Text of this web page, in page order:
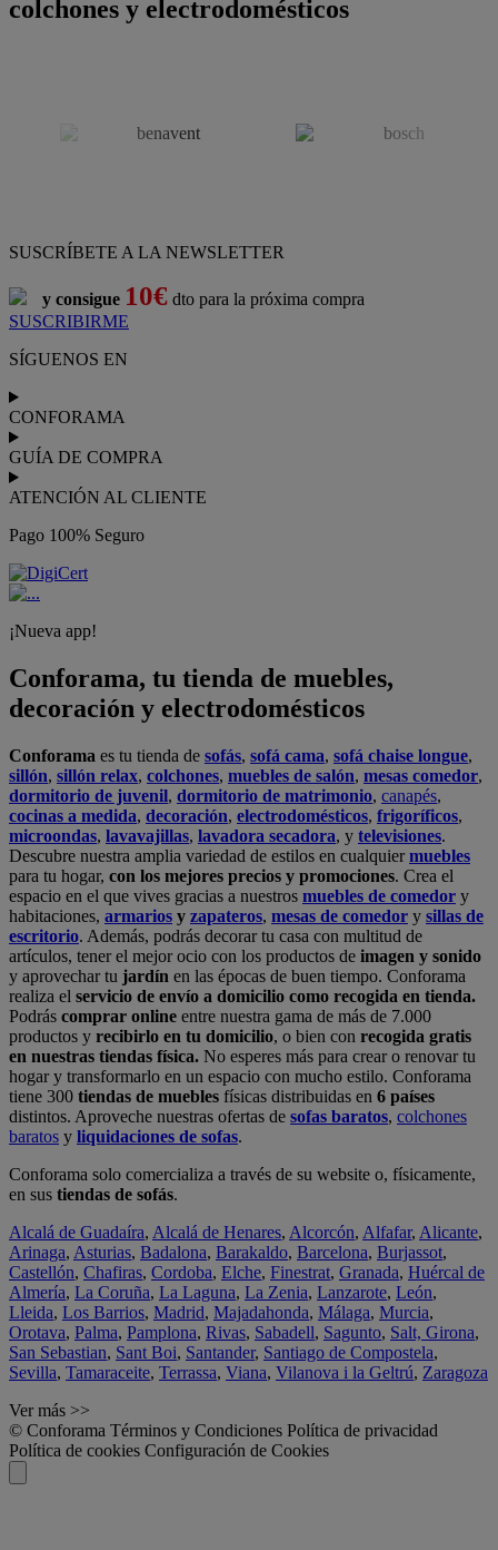
colchones y electrodomésticos
SUSCRÍBETE A LA NEWSLETTER
y consigue 10€ dto para la próxima compra
SUSCRIBIRME
SÍGUENOS EN
CONFORAMA
GUÍA DE COMPRA
ATENCIÓN AL CLIENTE
Pago 100% Seguro
¡Nueva app!
Conforama, tu tienda de muebles,
decoración y electrodomésticos
Conforama es tu tienda de sofás, sofá cama, sofá chaise longue,
sillón, sillón relax, colchones, muebles de salón, mesas comedor,
dormitorio de juvenil, dormitorio de matrimonio, canapés,
cocinas a medida, decoración, electrodomésticos, frigoríficos,
microondas, lavavajillas, lavadora secadora, y televisiones.
Descubre nuestra amplia variedad de estilos en cualquiermuebles
para tu hogar, con los mejores precios y promociones. Crea el
espacio en el que vives gracias a nuestros muebles de comedor y
habitaciones, armarios y zapateros, mesas de comedor y sillas de
escritorio. Además, podrás decorar tu casa con multitud de
artículos, tener el mejor ocio con los productos de imagen y sonido
y aprovechar tu jardín en las épocas de buen tiempo. Conforama
realiza el servicio de envío a domicilio como recogida en tienda.
Podrás comprar online entre nuestra gama de más de 7.000
productos y recibirlo en tu domicilio, o bien con recogida gratis
en nuestras tiendas física. No esperes más para crear o renovar tu
hogar y transformarlo en un espacio con mucho estilo. Conforama
tiene 300 tiendas de muebles físicas distribuidas en 6 países
distintos. Aproveche nuestras ofertas de sofas baratos, colchones
baratos y liquidaciones de sofas.
Conforama solo comercializa a través de su website o, físicamente,
en sus tiendas de sofás.
Alcalá de Guadaíra, Alcalá de Henares, Alcorcón, Alfafar, Alicante,
Arinaga, Asturias, Badalona, Barakaldo, Barcelona, Burjassot,
Castellón, Chafiras, Cordoba, Elche, Finestrat, Granada, Huércal de
Almería, La Coruña, La Laguna, La Zenia, Lanzarote, León,
Lleida, Los Barrios, Madrid, Majadahonda, Málaga, Murcia,
Orotava, Palma, Pamplona, Rivas, Sabadell, Sagunto, Salt, Girona,
San Sebastian, Sant Boi, Santander, Santiago de Compostela,
Sevilla, Tamaraceite, Terrassa, Viana, Vilanova i la Geltrú, Zaragoza
Ver más >>
© Conforama Términos y Condiciones Política de privacidad
Política de cookies Configuración de Cookies